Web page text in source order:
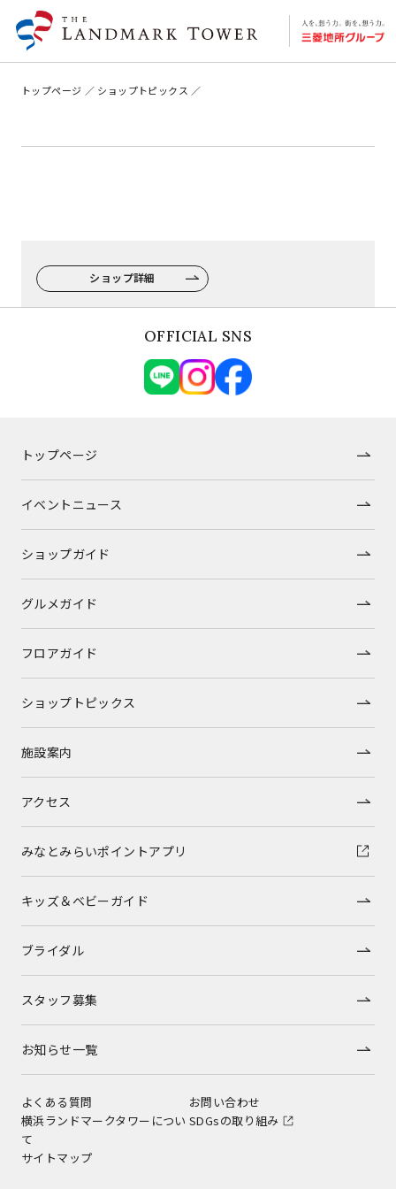
トップページ ショップトピックス
ショップ詳細
OFFICIAL SNS
トップページ
イベントニュース
ショップガイド
グルメガイド
フロアガイド
ショップトピックス
施設案内
アクセス
みなとみらいポイントアプリ
キッズ＆ベビーガイド
ブライダル
スタッフ募集
お知らせ一覧
よくある質問
お問い合わせ
横浜ランドマークタワーについ
て
SDGsの取り組み
サイトマップ